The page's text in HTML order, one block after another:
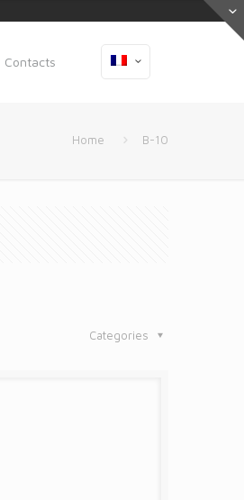
Contacts
Home B-10
Categories